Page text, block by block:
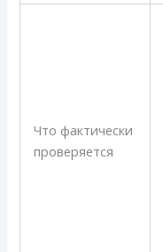
Что фактически
проверяется